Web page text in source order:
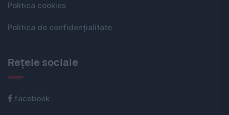
Politica cookies
Politica de confidențialitate
Rețele sociale
facebook